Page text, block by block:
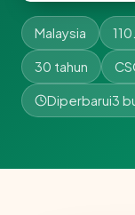
Malaysia
30 tahun
Diperbarui3